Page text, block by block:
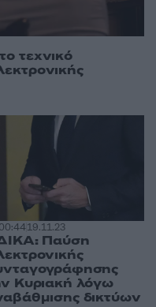
τεχνικό
00:4419.11.23
Παύση
Κυριακή λόγω
δικτύων